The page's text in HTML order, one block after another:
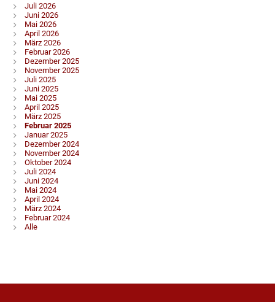
Juli 2026
Juni 2026
Mai 2026
April 2026
März 2026
Februar 2026
Dezember 2025
November 2025
Juli 2025
Juni 2025
Mai 2025
April 2025
März 2025
Februar 2025
Januar 2025
Dezember 2024
November 2024
Oktober 2024
Juli 2024
Juni 2024
Mai 2024
April 2024
März 2024
Februar 2024
Alle